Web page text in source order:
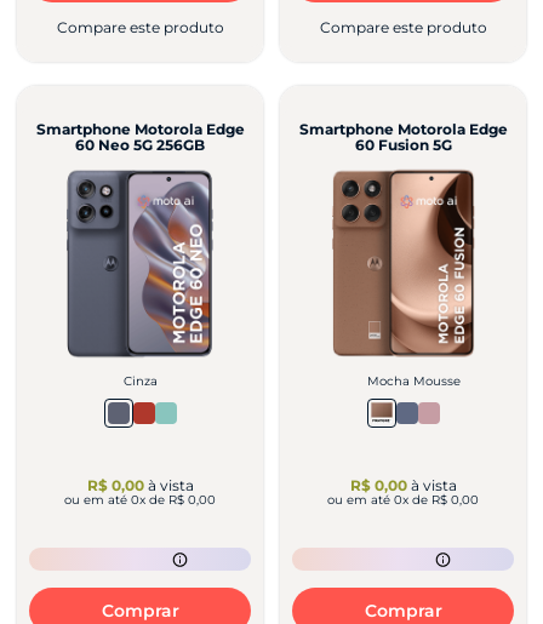
Compare este produto Compare este produto
Smartphone Motorola Edge
60 Neo 5G 256GB
Cinza
R$ 0,00à vista
ou em até 0x de R$ 0,00
Comprar
Smartphone Motorola Edge
60 Fusion 5G
Mocha Mousse
R$ 0,00à vista
ou em até 0x de R$ 0,00
Comprar